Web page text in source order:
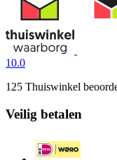
10.0
125 Thuiswinkel
Veilig betalen